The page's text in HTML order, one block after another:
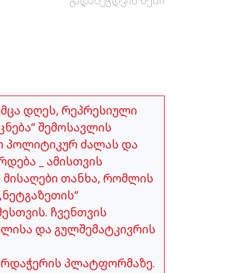
დღეს, რეპრესიული
შემოსავლის
პოლიტიკურ ძალას და
_ ამისთვის
თანხა, რომლის
ჩვენთვის
და გულშემატკივრის
პლატფორმაზე.